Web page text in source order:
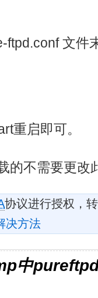
ftpd.conf 文件
重启即可。
的不需要更改
协议进行授权，
决方法
中